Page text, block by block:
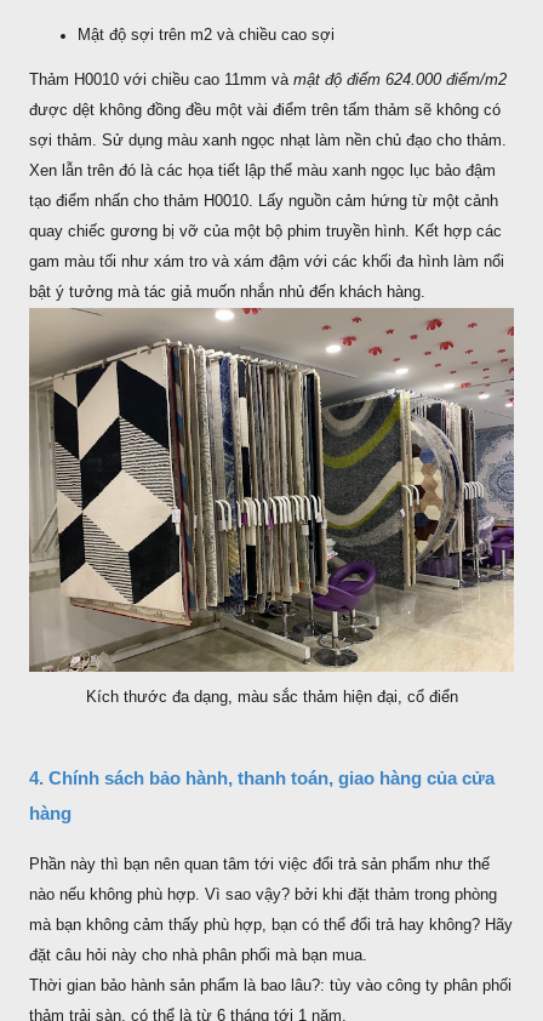
Mật độ sợi trên m2 và chiều cao sợi
Thảm H0010 với chiều cao 11mm và mật độ điểm 624.000 điểm/m2
được dệt không đồng đều một vài điểm trên tấm thảm sẽ không có
sợi thảm. Sử dụng màu xanh ngọc nhạt làm nền chủ đạo cho thảm.
Xen lẫn trên đó là các họa tiết lập thể màu xanh ngọc lục bảo đậm
tạo điểm nhấn cho thảm H0010. Lấy nguồn cảm hứng từ một cảnh
quay chiếc gương bị vỡ của một bộ phim truyền hình. Kết hợp các
gam màu tối như xám tro và xám đậm với các khối đa hình làm nổi
bật ý tưởng mà tác giả muốn nhắn nhủ đến khách hàng.
Kích thước đa dạng, màu sắc thảm hiện đại, cổ điển
4. Chính sách bảo hành, thanh toán, giao hàng của cửa
hàng
Phần này thì bạn nên quan tâm tới việc đổi trả sản phẩm như thế
nào nếu không phù hợp. Vì sao vậy? bởi khi đặt thảm trong phòng
mà bạn không cảm thấy phù hợp, bạn có thể đổi trả hay không? Hãy
đặt câu hỏi này cho nhà phân phối mà bạn mua.
Thời gian bảo hành sản phẩm là bao lâu?: tùy vào công ty phân phối
thảm trải sàn, có thể là từ 6 tháng tới 1 năm.